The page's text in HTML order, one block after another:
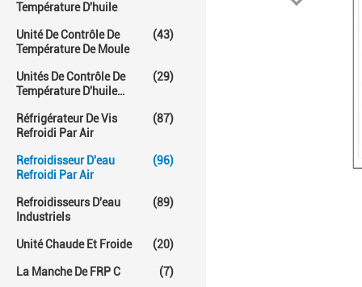
Température D'huile
Unité De Contrôle De
Température De Moule
(43)
Unités De Contrôle De
Température D'huile
(29)
Réfrigérateur De Vis
Refroidi Par Air
(87)
Refroidisseur D'eau
Refroidi Par Air
(96)
Refroidisseurs D'eau
Industriels
(89)
Unité Chaude Et Froide (20)
La Manche De FRP C (7)